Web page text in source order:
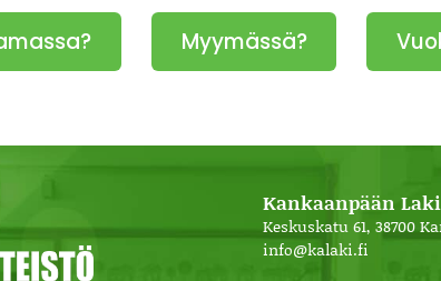
Myymässä?
Kankaanpään
Keskuskatu 61, 38700
info@kalaki.fi